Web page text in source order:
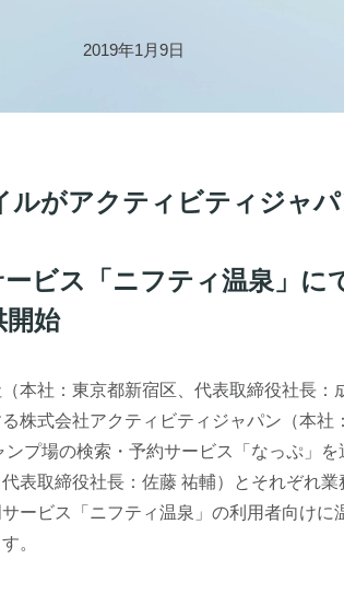
2019年1月9日
ルがアクティビティジャ
ビス「ニフティ温泉」に
開始
本社：東京都新宿区、代表取締役社長：
株式会社アクティビティジャパン（本社
プ場の検索・予約サービス「なっぷ」
表取締役社長：佐藤 祐輔）とそれぞれ
ービス「ニフティ温泉」の利用者向けに
。